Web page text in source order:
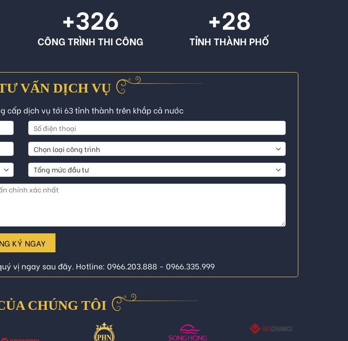
+326
CÔNG TRÌNH THI CÔNG
+28
TỈNH THÀNH PHỐ
VẤN DỊCH VỤ
cấp dịch vụ tới 63 tỉnh thành trên khắp cả nước
KÝ NGAY
vị ngay sau đây. Hotline: 0966.203.888 - 0966.335.999
CHÚNG TÔI